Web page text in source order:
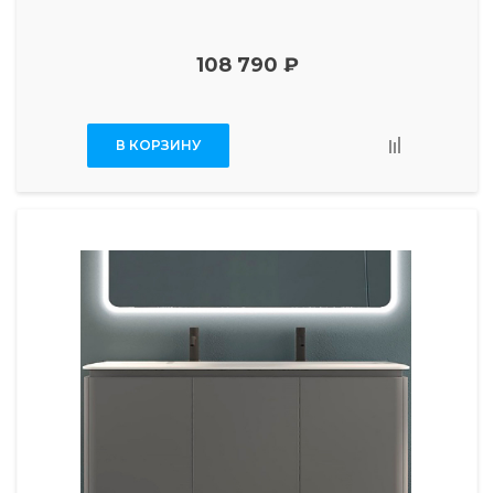
108 790 ₽
В КОРЗИНУ